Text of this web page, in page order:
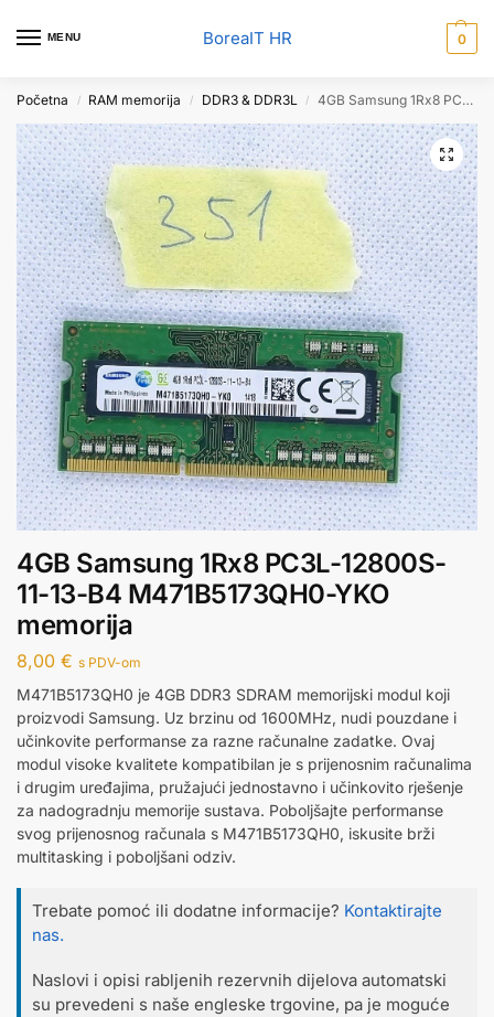
MENU BoreaIT HR 0
Početna / RAM memorija / DDR3 & DDR3L / 4GB Samsung 1Rx8 PC3L-12800S-11-13-B4 M471B5173QH0-YKO memorija
4GB Samsung 1Rx8 PC3L-12800S-
11-13-B4 M471B5173QH0-YKO
memorija
8,00 € s PDV-om
M471B5173QH0 je 4GB DDR3 SDRAM memorijski modul koji
proizvodi Samsung. Uz brzinu od 1600MHz, nudi pouzdane i
učinkovite performanse za razne računalne zadatke. Ovaj
modul visoke kvalitete kompatibilan je s prijenosnim računalima
i drugim uređajima, pružajući jednostavno i učinkovito rješenje
za nadogradnju memorije sustava. Poboljšajte performanse
svog prijenosnog računala s M471B5173QH0, iskusite brži
multitasking i poboljšani odziv.
Trebate pomoć ili dodatne informacije? Kontaktirajte
nas.
Naslovi i opisi rabljenih rezervnih dijelova automatski
su prevedeni s naše engleske trgovine, pa je moguće